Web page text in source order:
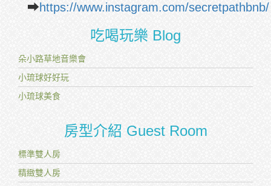
➡https://www.instagram.com/secretpathbnb/
吃喝玩樂 Blog
朵小路草地音樂會
小琉球好好玩
小琉球美食
房型介紹 Guest Room
標準雙人房
精緻雙人房